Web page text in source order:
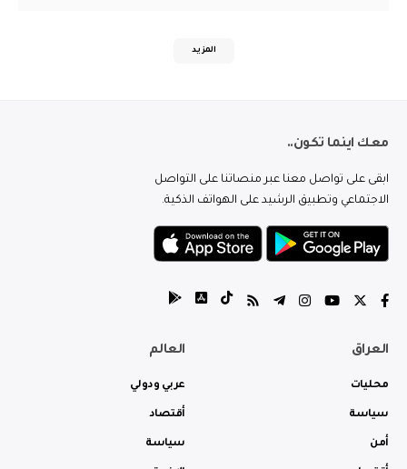
المزيد
معك اينما تكون..
ابقى على تواصل معنا عبر منصاتنا على التواصل
الاجتماعي وتطبيق الرشيد على الهواتف الذكية.
العراق
محليات
سياسة
أمن
العالم
عربي ودولي
أقتصاد
سياسة